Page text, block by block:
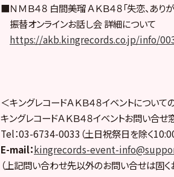
■ＮＭＢ４８ 白間美瑠 ＡＫＢ４８「失恋、ありが
振替オンラインお話し会 詳細について
https://akb.kingrecords.co.jp/info/
＜キングレコードＡＫＢ４８イベントについ
キングレコードＡＫＢ４８イベントお問い合せ
Tel：03-6734-0033（土日祝祭日を除く
E-mail：kingrecords-event-
（上記問い合わせ先以外のお問い合せは固く